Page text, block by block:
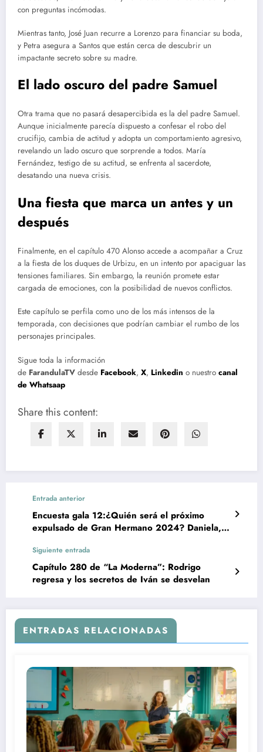
con preguntas incómodas.
Mientras tanto, José Juan recurre a Lorenzo para financiar su boda,
y Petra asegura a Santos que están cerca de descubrir un
impactante secreto sobre su madre.
El lado oscuro del padre Samuel
Otra trama que no pasará desapercibida es la del padre Samuel.
Aunque inicialmente parecía dispuesto a confesar el robo del
crucifijo, cambia de actitud y adopta un comportamiento agresivo,
revelando un lado oscuro que sorprende a todos. María
Fernández, testigo de su actitud, se enfrenta al sacerdote,
desatando una nueva crisis.
Una fiesta que marca un antes y un
después
Finalmente, en el capítulo 470 Alonso accede a acompañar a Cruz
a la fiesta de los duques de Urbizu, en un intento por apaciguar las
tensiones familiares. Sin embargo, la reunión promete estar
cargada de emociones, con la posibilidad de nuevos conflictos.
Este capítulo se perfila como uno de los más intensos de la
temporada, con decisiones que podrían cambiar el rumbo de los
personajes principales.
Sigue toda la información
de FarandulaTV desde Facebook, X, Linkedin o nuestro canal
de Whatsaap
Share this content:
Entrada anterior
Encuesta gala 12:¿Quién será el próximo
expulsado de Gran Hermano 2024? Daniela,
Siguiente entrada
Capítulo 280 de “La Moderna”: Rodrigo
regresa y los secretos de Iván se desvelan
ENTRADAS RELACIONADAS